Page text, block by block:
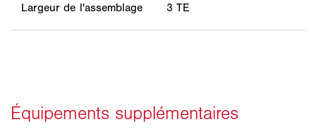
Largeur de l'assemblage 3 TE